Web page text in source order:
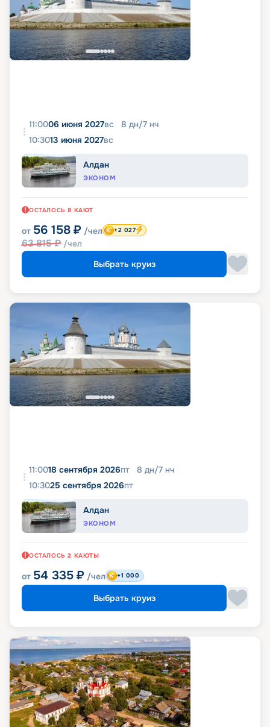
11:0006 июня 2027вс 8 дн/7 нч
10:3013 июня 2027вс
Алдан
ЭКОНОМ
ОСТАЛОСЬ 8 КАЮТ
от 56 158 ₽ /чел
63 815₽ /чел
+2 027
Выбрать круиз
11:0018 сентября 2026пт 8 дн/7 нч
10:3025 сентября 2026пт
Алдан
ЭКОНОМ
ОСТАЛОСЬ 2 КАЮТЫ
от 54 335 ₽ /чел +1 000
Выбрать круиз